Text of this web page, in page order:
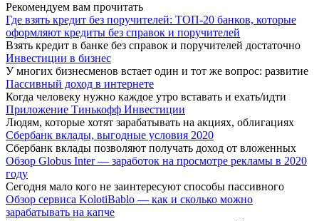
Рекомендуем вам прочитать
Где взять кредит без поручителей: ТОП-20 банков, которые
оформляют кредиты без справок и поручителей
Взять кредит в банке без справок и поручителей достаточно
Инвестиции в бизнес
У многих бизнесменов встает один и тот же вопрос: развитие
Пассивный доход в интернете
Когда человеку нужно каждое утро вставать и ехать/идти
Приложение Тинькофф Инвестиции
Людям, которые хотят зарабатывать на акциях, облигациях
Сбербанк вклады, выгодные условия 2020
Сбербанк вклады позволяют получать доход от вложенных
Обзор Globus Inter — заработок на просмотре рекламы в 2020
году
Сегодня мало кого не заинтересуют способы пассивного
Обзор сервиса KolotiBablo — как и сколько можно
зарабатывать на капче